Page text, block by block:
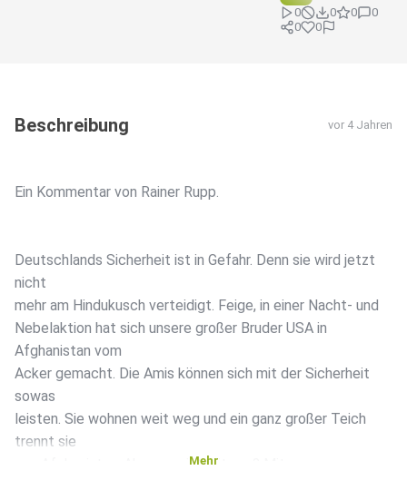
0 0 0
0
0
0
Beschreibung vor 4 Jahren
Ein Kommentar von Rainer Rupp.
Deutschlands Sicherheit ist in Gefahr. Denn sie wird jetzt
nicht
mehr am Hindukusch verteidigt. Feige, in einer Nacht- und
Nebelaktion hat sich unsere großer Bruder USA in
Afghanistan vom
Acker gemacht. Die Amis können sich mit der Sicherheit
sowas
leisten. Sie wohnen weit weg und ein ganz großer Teich
trennt sie
von Afghanistan. Aber was ist mit uns? Mit unserer
Mehr